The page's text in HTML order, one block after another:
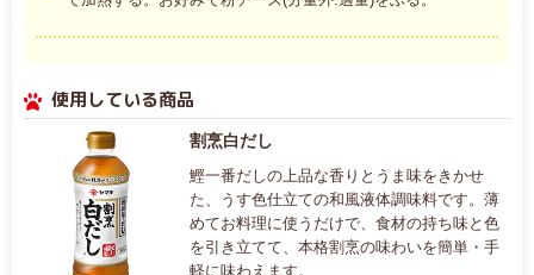
使用している商品
割烹白だし
鰹一番だしの上品な香りとうま味をきかせ
た、うす色仕立ての和風液体調味料です。薄
めてお料理に使うだけで、食材の持ち味と色
を引き立てて、本格割烹の味わいを簡単・手
軽に味わえます。